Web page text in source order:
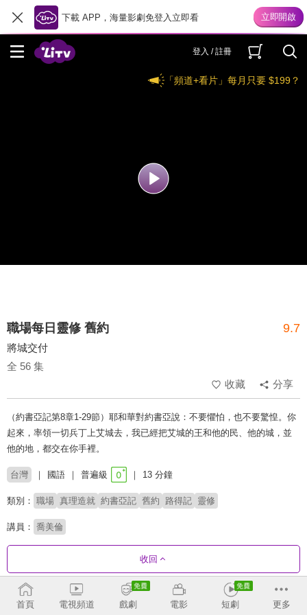
下載 APP，海量影劇免登入立即看
登入 / 註冊
「頻道+看片」每月只要 $199？
職場每日靈修 舊約 9.7
將城交付
全 56 集
收藏
分享
（約書亞記第8章1-29節）耶和華對約書亞說：不要懼怕，也不要驚惶。你
起來，率領一切兵丁上艾城去，我已經把艾城的王和他的民、他的城，並
他的地，都交在你手裡。
台灣 國語 普遍級 13 分鐘
類別： 職場 真理造就 約書亞記 舊約 路得記 靈修
講員： 喬美倫
收回
劇集列表 正序
首頁 電視頻道 戲劇 電影 短劇 更多